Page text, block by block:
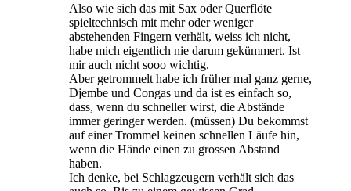
Also wie sich das mit Sax oder Querflöte
spieltechnisch mit mehr oder weniger
abstehenden Fingern verhält, weiss ich nicht,
habe mich eigentlich nie darum gekümmert. Ist
mir auch nicht sooo wichtig.
Aber getrommelt habe ich früher mal ganz gerne,
Djembe und Congas und da ist es einfach so,
dass, wenn du schneller wirst, die Abstände
immer geringer werden. (müssen) Du bekommst
auf einer Trommel keinen schnellen Läufe hin,
wenn die Hände einen zu grossen Abstand
haben.
Ich denke, bei Schlagzeugern verhält sich das